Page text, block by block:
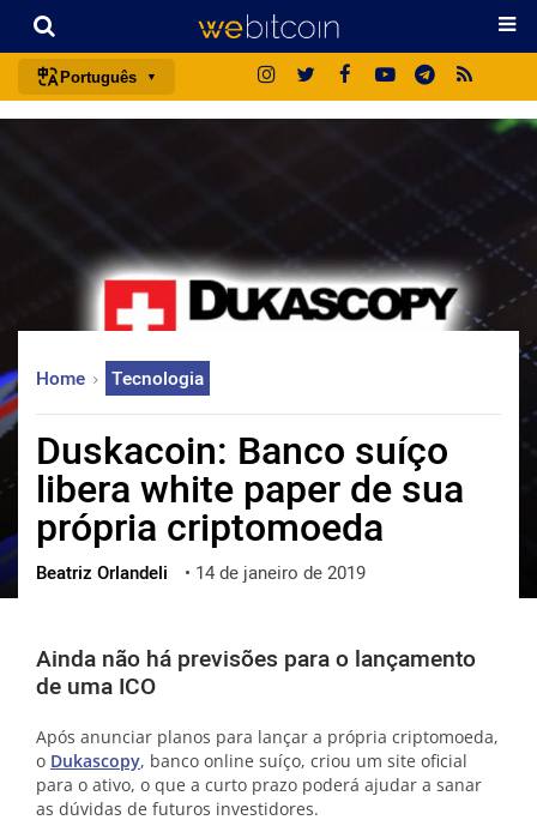
Português
français
italiano
deutsch
中文
한국어
العربية
ไทย
ქართული
vietnamese
Home Tecnologia
Duskacoin: Banco suíço
libera white paper de sua
própria criptomoeda
Beatriz Orlandeli • 14 de janeiro de 2019
Ainda não há previsões para o lançamento
de uma ICO
Após anunciar planos para lançar a própria criptomoeda,
o Dukascopy, banco online suíço, criou um site oficial
para o ativo, o que a curto prazo poderá ajudar a sanar
as dúvidas de futuros investidores.